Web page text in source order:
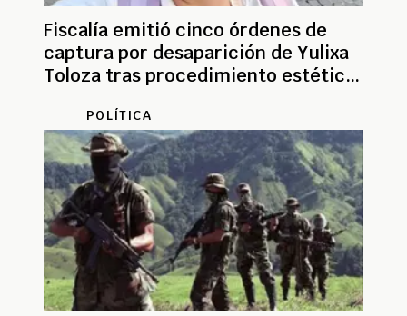
Fiscalía emitió cinco órdenes de
captura por desaparición de Yulixa
Toloza tras procedimiento estético
POLÍTICA